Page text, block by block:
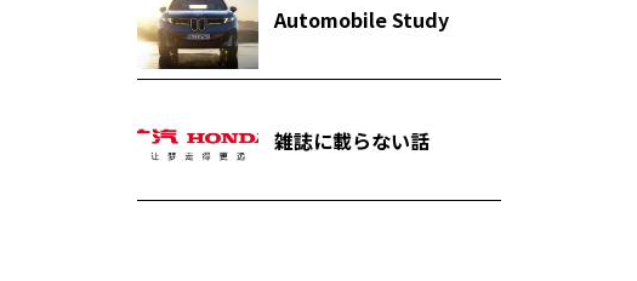
Automobile Study
雑誌に載らない話